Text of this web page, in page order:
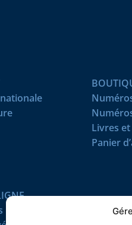
Livres et
Panier